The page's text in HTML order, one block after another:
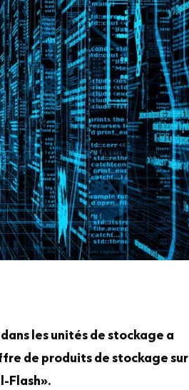
les unités de stockage a
de produits de stockage sur
Flash».